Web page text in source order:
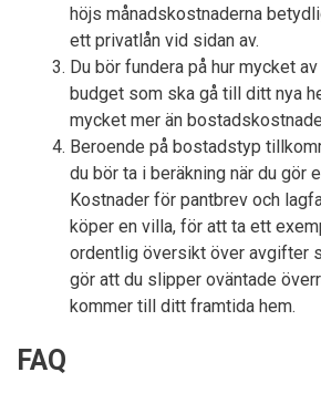
höjs månadskostnaderna
ett privatlån vid sidan av.
Du bör fundera på hur mycket
budget som ska gå till ditt nya
mycket mer än
Beroende på bostadstyp
du bör ta i beräkning när du gör
Kostnader för pantbrev och
köper en villa, för att ta ett
ordentlig översikt över avgifter
gör att du slipper oväntade
kommer till ditt framtida hem.
FAQ